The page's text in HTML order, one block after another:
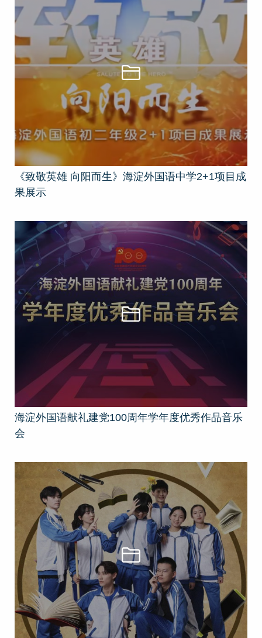
《致敬英雄 向阳而生》海淀外国语中学2+1项目成
果展示
海淀外国语献礼建党100周年学年度优秀作品音乐
会